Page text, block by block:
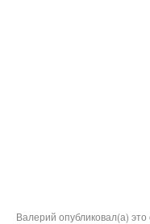
Валерий опубликовал(а)